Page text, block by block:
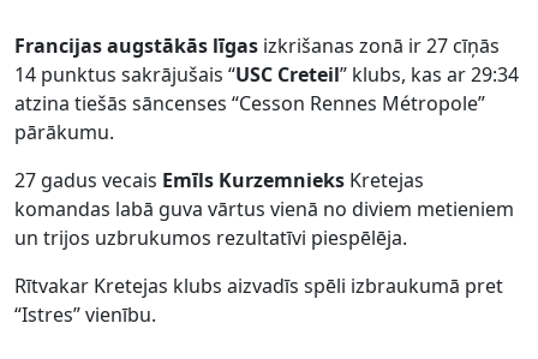
Francijas augstākās līgas izkrišanas zonā ir 27 cīņās
14 punktus sakrājušais “USC Creteil” klubs, kas ar 29:34
atzina tiešās sāncenses “Cesson Rennes Métropole”
pārākumu.
27 gadus vecais Emīls Kurzemnieks Kretejas
komandas labā guva vārtus vienā no diviem metieniem
un trijos uzbrukumos rezultatīvi piespēlēja.
Rītvakar Kretejas klubs aizvadīs spēli izbraukumā pret
“Istres” vienību.